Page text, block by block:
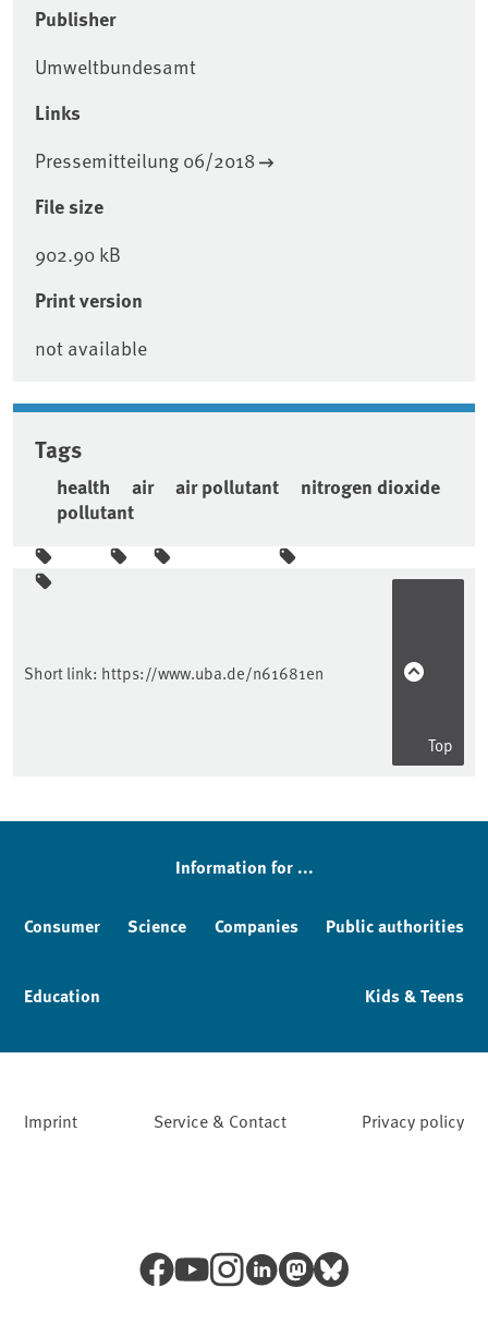
Publisher
Umweltbundesamt
Links
Pressemitteilung 06/2018
File size
902.90 kB
Print version
not available
Tags
health air air pollutant
nitrogen dioxide
pollutant
Sidebar
Short link: https://www.uba.de/n61681en
Top
Information for ...
Consumer Science Companies Public authorities
Education Kids & Teens
Imprint Service & Contact Privacy policy